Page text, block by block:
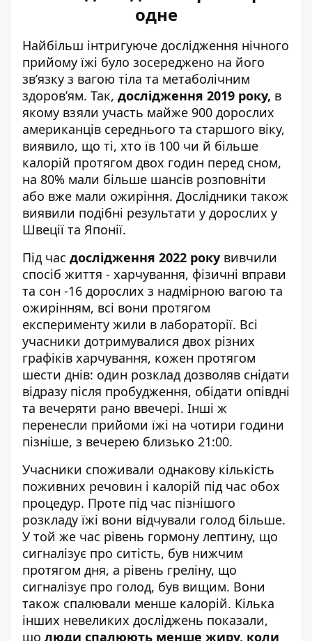
одне
Найбільш інтригуюче дослідження нічного
прийому їжі було зосереджено на його
зв’язку з вагою тіла та метаболічним
здоров’ям. Так, дослідження 2019 року, в
якому взяли участь майже 900 дорослих
американців середнього та старшого віку,
виявило, що ті, хто їв 100 чи й більше
калорій протягом двох годин перед сном,
на 80% мали більше шансів розповніти
або вже мали ожиріння. Дослідники також
виявили подібні результати у дорослих у
Швеції та Японії.
Під час дослідження 2022 року вивчили
спосіб життя - харчування, фізичні вправи
та сон -16 дорослих з надмірною вагою та
ожирінням, всі вони протягом
експерименту жили в лабораторії. Всі
учасники дотримувалися двох різних
графіків харчування, кожен протягом
шести днів: один розклад дозволяв снідати
відразу після пробудження, обідати опівдні
та вечеряти рано ввечері. Інші ж
перенесли прийоми їжі на чотири години
пізніше, з вечерею близько 21:00.
Учасники споживали однакову кількість
поживних речовин і калорій під час обох
процедур. Проте під час пізнішого
розкладу їжі вони відчували голод більше.
У той же час рівень гормону лептину, що
сигналізує про ситість, був нижчим
протягом дня, а рівень греліну, що
сигналізує про голод, був вищим. Вони
також спалювали менше калорій. Кілька
інших невеликих досліджень показали,
що люди спалюють менше жиру, коли